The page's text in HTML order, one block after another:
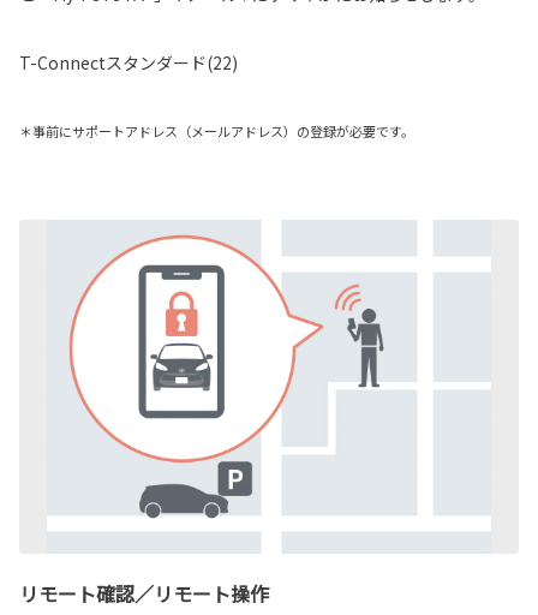
T-Connectスタンダード(22)
＊事前にサポートアドレス（メールアドレス）の登録が必要です。
リモート確認／リモート操作